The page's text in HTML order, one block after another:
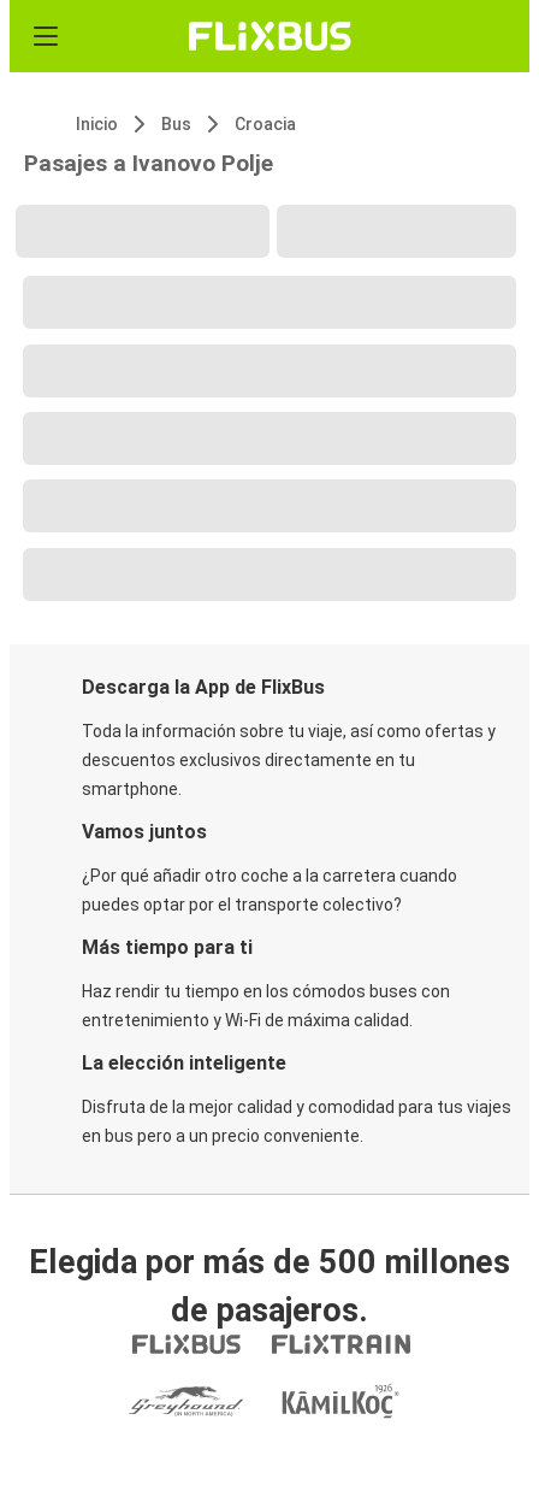
Inicio Bus Croacia
Pasajes a Ivanovo Polje
Descarga la App de FlixBus
Toda la información sobre tu viaje, así como ofertas y
descuentos exclusivos directamente en tu
smartphone.
Vamos juntos
¿Por qué añadir otro coche a la carretera cuando
puedes optar por el transporte colectivo?
Más tiempo para ti
Haz rendir tu tiempo en los cómodos buses con
entretenimiento y Wi-Fi de máxima calidad.
La elección inteligente
Disfruta de la mejor calidad y comodidad para tus viajes
en bus pero a un precio conveniente.
Elegida por más de 500 millones
de pasajeros.